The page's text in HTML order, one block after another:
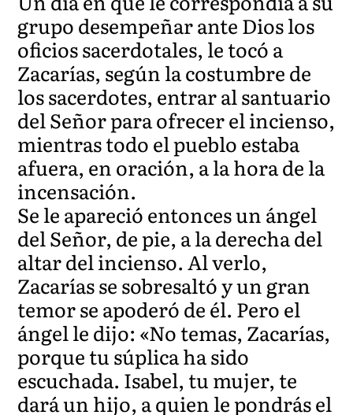
grupo desempeñar ante Dios los
oficios sacerdotales, le tocó a
Zacarías, según la costumbre de
los sacerdotes, entrar al santuario
del Señor para ofrecer el incienso,
mientras todo el pueblo estaba
afuera, en oración, a la hora de la
incensación.
Se le apareció entonces un ángel
del Señor, de pie, a la derecha del
altar del incienso. Al verlo,
Zacarías se sobresaltó y un gran
temor se apoderó de él. Pero el
ángel le dijo: «No temas, Zacarías,
porque tu súplica ha sido
escuchada. Isabel, tu mujer, te
dará un hijo, a quien le pondrás el